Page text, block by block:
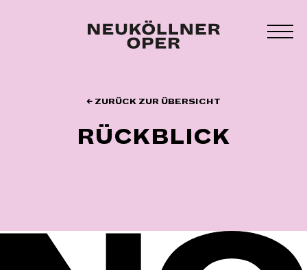
← ZURÜCK ZUR ÜBERSICHT
RÜCKBLICK